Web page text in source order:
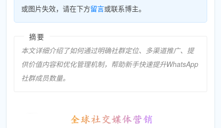
或图片失效，请在下方留言或联系博主。
摘要
本文详细介绍了如何通过明确社群定位、多渠道推广、提
供价值内容和优化管理机制，帮助新手快速提升WhatsApp
社群成员数量。